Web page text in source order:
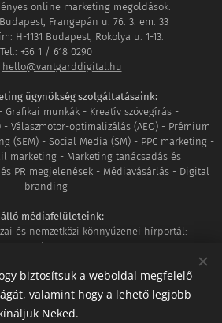
online marketing megoldások.
Frangepán u. 76. 3. em. 33
H-1131 Budapest, Rokolya u. 1-13.
Tel.: +36 1 / 618 0290
hello@vantgarddigital.hu
ügynökség szolgáltatásaink:
Grafikai munkák - Kreatív szövegírás -
- Válaszmotor-optimalizálás (AEO) - Prémium
(SEM) - Social Media (SM) - PPC marketing -
marketing - Marketing tanácsadás és
PR megjelenések - Médiavásárlás - Digital
branding
médiafelületeink:
és nemzetközi könnyűzenei hírportál:
www.csakazene.net
www.mozaikvilag.hu
Tagságaink:
biztosítsuk a weboldal megfelelő
valamint hogy a lehető legjobb
Neked.